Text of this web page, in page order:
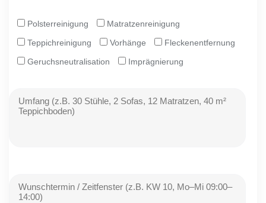
Polsterreinigung
Matratzenreinigung
Teppichreinigung
Vorhänge
Fleckenentfernung
Geruchsneutralisation
Imprägnierung